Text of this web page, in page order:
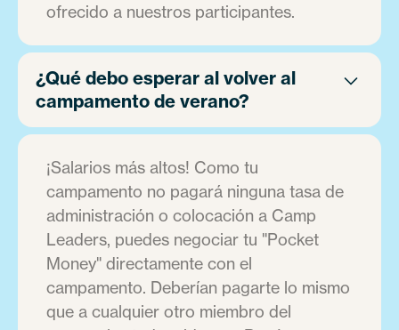
ofrecido a nuestros participantes.
¿Qué debo esperar al volver al
campamento de verano?
¡Salarios más altos! Como tu
campamento no pagará ninguna tasa de
administración o colocación a Camp
Leaders, puedes negociar tu "Pocket
Money" directamente con el
campamento. Deberían pagarte lo mismo
que a cualquier otro miembro del